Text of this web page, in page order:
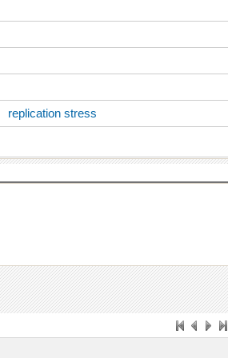
replication stress